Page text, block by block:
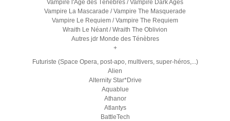
Vampire l'Age des Ténèbres / Vampire Dark Ages
Vampire La Mascarade / Vampire The Masquerade
Vampire Le Requiem / Vampire The Requiem
Wraith Le Néant / Wraith The Oblivion
Autres jdr Monde des Ténèbres
+
Futuriste (Space Opera, post-apo, multivers, super-héros,...)
Alien
Alternity Star*Drive
Aquablue
Athanor
Atlantys
BattleTech